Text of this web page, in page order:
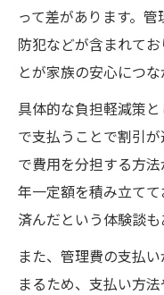
って差があります。管
防犯などが含まれて
とが家族の安心につな
具体的な負担軽減策
で支払うことで割引
で費用を分担する方
年一定額を積み立て
済んだという体験談も
また、管理費の支払
まるため、支払い方